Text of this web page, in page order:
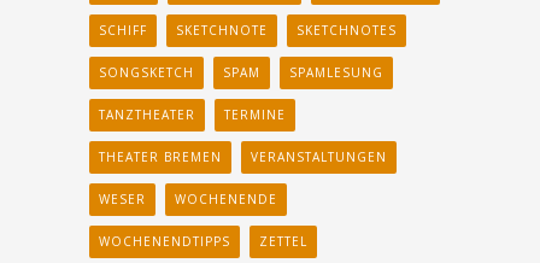
SCHIFF SKETCHNOTE SKETCHNOTES
SONGSKETCH SPAM SPAMLESUNG
TANZTHEATER TERMINE
THEATER BREMEN VERANSTALTUNGEN
WESER WOCHENENDE
WOCHENENDTIPPS ZETTEL